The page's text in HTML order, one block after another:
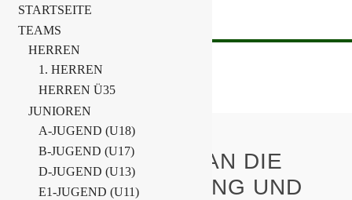
OFFENER BRIEF AN DIE
LANDESREGIERUNG UND
STARTSEITE
TEAMS
HERREN
1. HERREN
HERREN Ü35
JUNIOREN
A-JUGEND (U18)
B-JUGEND (U17)
D-JUGEND (U13)
E1-JUGEND (U11)